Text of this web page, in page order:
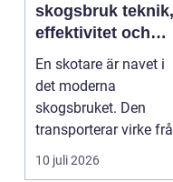
skogsbruk teknik,
effektivitet och
hållbarhet
En skotare är navet i
det moderna
skogsbruket. Den
transporterar virke
avverkningsplatsen till
10 juli 2026